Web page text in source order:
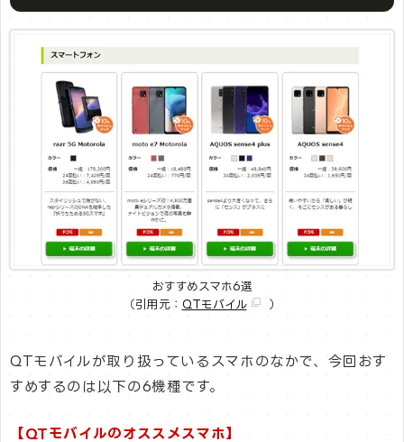
おすすめスマホ6選
（引用元： QTモバイル ）
QTモバイルが取り扱っているスマホのなかで、今回おす
すめするのは以下の6機種です。
【QTモバイルのオススメスマホ】